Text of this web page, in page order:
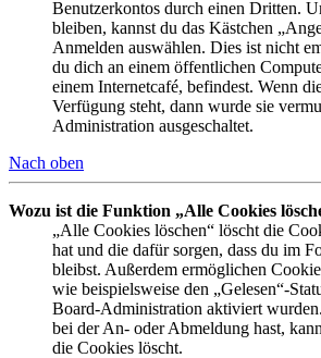
Benutzerkontos durch einen Dritten.
bleiben, kannst du das Kästchen
Anmelden auswählen. Dies ist nicht
du dich an einem öffentlichen
einem Internetcafé, befindest. Wenn
Verfügung steht, dann wurde sie
Administration ausgeschaltet.
Nach oben
Wozu ist die Funktion „Alle Cookies
„Alle Cookies löschen“ löscht die
hat und die dafür sorgen, dass du im
bleibst. Außerdem ermöglichen
wie beispielsweise den „Gelesen“-
Board-Administration aktiviert
bei der An- oder Abmeldung hast,
die Cookies löscht.